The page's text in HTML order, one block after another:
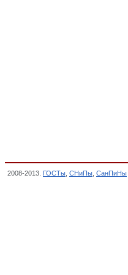
2008-2013. ГОСТы СНиПы СанПиНы